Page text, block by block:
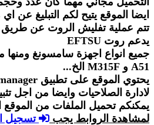
ايضا الموقع يتيح لكم التبليغ
تتم عملية تفليش الروت عن طريق
يدعم روت EFTSU
جميع انواع اجهزة سامسونغ
A51 و M315F الخ...
يحتوي الموقع على تطبيق eftsu manager
لادارة الصلاحيات وايضا من اجل
يمكنكم تحميل الملفات من
لمشاهدة الروابط يجب
تسجيل